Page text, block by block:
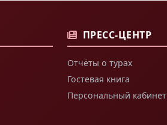
ПРЕСС-ЦЕНТР
Отчёты о турах
Гостевая книга
Персональный кабинет